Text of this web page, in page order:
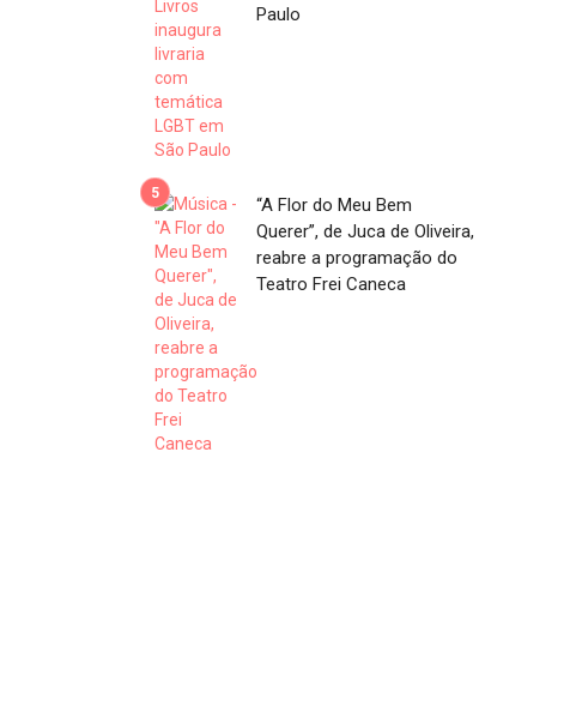
Paulo
“A Flor do Meu Bem
Querer”, de Juca de Oliveira,
reabre a programação do
Teatro Frei Caneca